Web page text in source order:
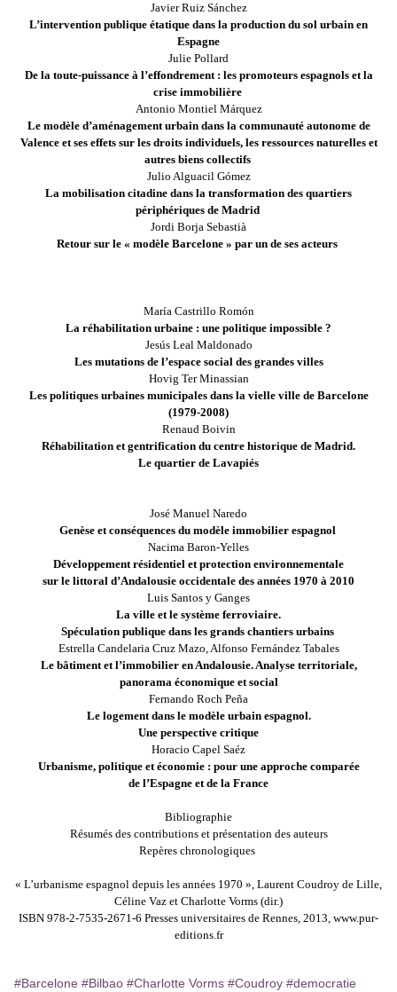
Javier Ruiz Sánchez
L’intervention publique étatique dans la production du sol urbain en
Espagne
Julie Pollard
De la toute-puissance à l’effondrement : les promoteurs espagnols et la
crise immobilière
Antonio Montiel Márquez
Le modèle d’aménagement urbain dans la communauté autonome de
Valence et ses effets sur les droits individuels, les ressources naturelles et
autres biens collectifs
Julio Alguacil Gómez
La mobilisation citadine dans la transformation des quartiers
périphériques de Madrid
Jordi Borja Sebastià
Retour sur le « modèle Barcelone » par un de ses acteurs
María Castrillo Romón
La réhabilitation urbaine : une politique impossible ?
Jesús Leal Maldonado
Les mutations de l’espace social des grandes villes
Hovig Ter Minassian
Les politiques urbaines municipales dans la vielle ville de Barcelone
(1979-2008)
Renaud Boivin
Réhabilitation et gentrification du centre historique de Madrid.
Le quartier de Lavapiés
José Manuel Naredo
Genèse et conséquences du modèle immobilier espagnol
Nacima Baron-Yelles
Développement résidentiel et protection environnementale
sur le littoral d’Andalousie occidentale des années 1970 à 2010
Luis Santos y Ganges
La ville et le système ferroviaire.
Spéculation publique dans les grands chantiers urbains
Estrella Candelaria Cruz Mazo, Alfonso Fernández Tabales
Le bâtiment et l’immobilier en Andalousie. Analyse territoriale,
panorama économique et social
Fernando Roch Peña
Le logement dans le modèle urbain espagnol.
Une perspective critique
Horacio Capel Saéz
Urbanisme, politique et économie : pour une approche comparée
de l’Espagne et de la France
Bibliographie
Résumés des contributions et présentation des auteurs
Repères chronologiques
« L’urbanisme espagnol depuis les années 1970 », Laurent Coudroy de Lille,
Céline Vaz et Charlotte Vorms (dir.)
ISBN 978-2-7535-2671-6 Presses universitaires de Rennes, 2013, www.pur-
editions.fr
#Barcelone #Bilbao #Charlotte Vorms #Coudroy #democratie